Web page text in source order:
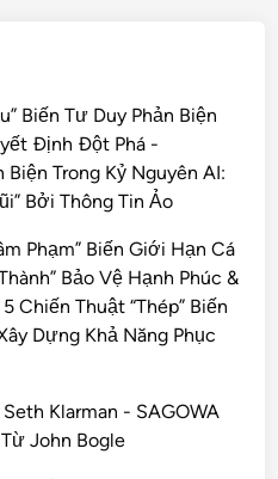
Biến Tư Duy Phản Biện
Định Đột Phá -
Biện Trong Kỷ Nguyên AI:
Bởi Thông Tin Ảo
Phạm” Biến Giới Hạn Cá
Bảo Vệ Hạnh Phúc &
5 Chiến Thuật “Thép” Biến
Dựng Khả Năng Phục
Klarman - SAGOWA
John Bogle